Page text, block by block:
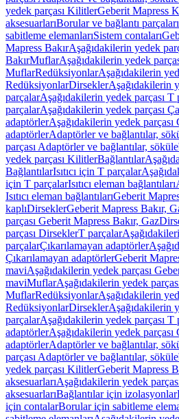
yedek parçası KilitlerGeberit Mapress
aksesuarlarıBorular ve bağlantı
sabitleme elemanlarıSistem contaları
Mapress BakırAşağıdakilerin yedek
BakırMuflarAşağıdakilerin yedek
MuflarRedüksiyonlarAşağıdakilerin
RedüksiyonlarDirseklerAşağıdakilerin
parçalarAşağıdakilerin yedek parçası T
parçalarAşağıdakilerin yedek parçası
adaptörlerAşağıdakilerin yedek parçası
adaptörlerAdaptörler ve bağlantılar,
parçası Adaptörler ve bağlantılar,
yedek parçası KilitlerBağlantılar
BağlantılarIsıtıcı için T parçalar
için T parçalarIsıtıcı eleman bağlantıları
Isıtıcı eleman bağlantılarıGeberit
kaplıDirseklerGeberit Mapress Bakır,
parçası Geberit Mapress Bakır, Gaz
parçası DirseklerT parçalar
parçalarÇıkarılamayan adaptörler
Çıkarılamayan adaptörlerGeberit
maviAşağıdakilerin yedek parçası
maviMuflarAşağıdakilerin yedek
MuflarRedüksiyonlarAşağıdakilerin
RedüksiyonlarDirseklerAşağıdakilerin
parçalarAşağıdakilerin yedek parçası T
adaptörlerAşağıdakilerin yedek parçası
adaptörlerAdaptörler ve bağlantılar,
parçası Adaptörler ve bağlantılar,
yedek parçası KilitlerGeberit Mapress
aksesuarlarıAşağıdakilerin yedek
aksesuarlarıBağlantılar için izolasyonlar
için contalarBorular için sabitleme